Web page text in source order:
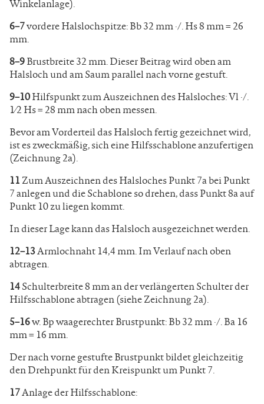
Winkelanlage).
6–7vordere Halslochspitze: Bb 32 mm ·/. Hs 8 mm = 26
mm.
8–9Brustbreite 32 mm. Dieser Beitrag wird oben am
Halsloch und am Saum parallel nach vorne gestuft.
9–10Hilfspunkt zum Auszeichnen des Halsloches: Vl ·/.
1⁄2 Hs = 28 mm nach oben messen.
Bevor am Vorderteil das Halsloch fertig gezeichnet wird,
ist es zweckmäßig, sich eine Hilfsschablone anzufertigen
(Zeichnung 2a).
11 Zum Auszeichnen des Halsloches Punkt 7a bei Punkt
7 anlegen und die Schablone so drehen, dass Punkt 8a auf
Punkt 10 zu liegen kommt.
In dieser Lage kann das Halsloch ausgezeichnet werden.
12–13Armlochnaht 14,4 mm. Im Verlauf nach oben
abtragen.
14Schulterbreite 8 mm an der verlängerten Schulter der
Hilfsschablone abtragen (siehe Zeichnung 2a).
5–16w. Bp waagerechter Brustpunkt: Bb 32 mm ·/. Ba 16
mm = 16 mm.
Der nach vorne gestufte Brustpunkt bildet gleichzeitig
den Drehpunkt für den Kreispunkt um Punkt 7.
17Anlage der Hilfsschablone: